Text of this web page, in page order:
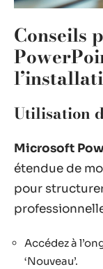
Conseils
Utilisation
Microsoft
étendue de
pour
Accédez à
‘Nouveau’.